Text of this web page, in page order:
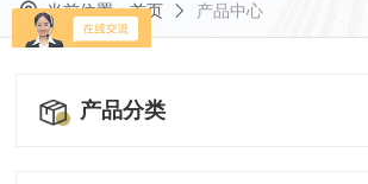
当前位置：首页 产品中心
产品分类